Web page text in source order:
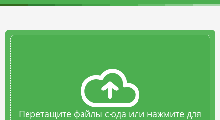
Перетащите файлы сюда или нажмите для